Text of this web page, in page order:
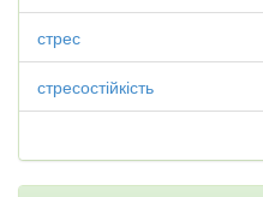
стрес
стресостійкість